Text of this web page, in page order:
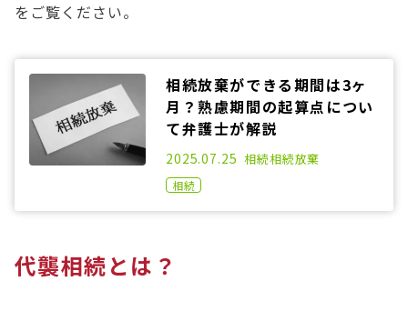
をご覧ください。
相続放棄ができる期間は3ヶ
月？熟慮期間の起算点につい
て弁護士が解説
2023.04.19
2025.07.25 相続相続放棄
相続
代襲相続とは？